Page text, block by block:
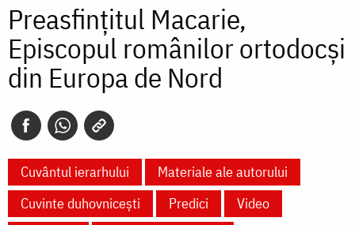
Preasfințitul Macarie,
Episcopul românilor ortodocși
din Europa de Nord
Cuvântul ierarhului
Materiale ale autorului
Cuvinte duhovnicești
Predici
Video